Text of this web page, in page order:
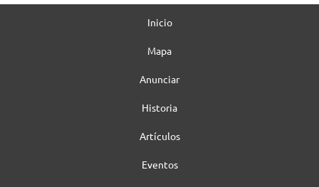
Inicio
Mapa
Anunciar
Historia
Artículos
Eventos